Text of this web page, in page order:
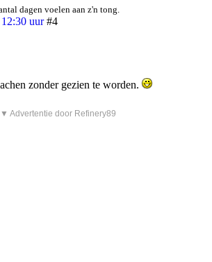
dagen voelen aan z'n tong.
uur #4
zonder gezien te worden.
▼ Advertentie door Refinery89